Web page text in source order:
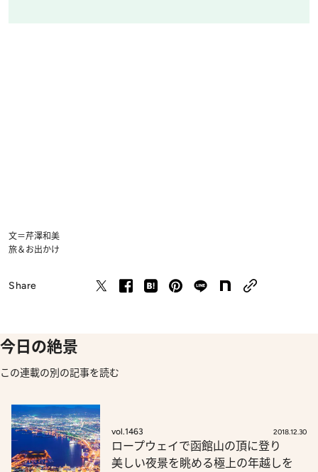
文＝芹澤和美
旅＆お出かけ
Share
今日の絶景
この連載の別の記事を読む
vol.1463 2018.12.30
ロープウェイで函館山の頂に登り
美しい夜景を眺める極上の年越しを